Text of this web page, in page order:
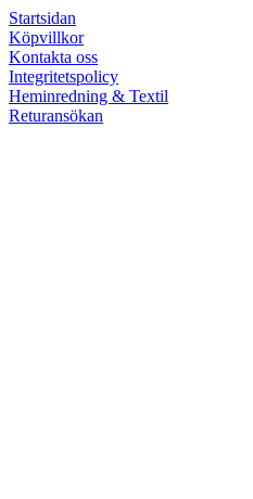
Startsidan
Köpvillkor
Kontakta oss
Integritetspolicy
Heminredning & Textil
Returansökan